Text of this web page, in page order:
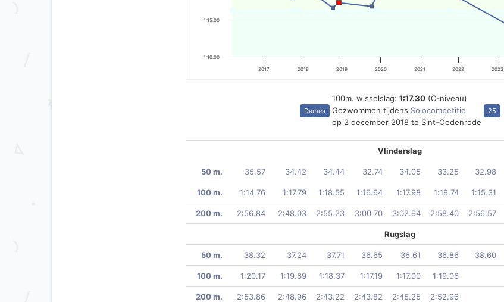
2017 2018 2019 2020 2021 2022 2023
1:10.00
1:15.00
Dames
100m. wisselslag: 1:17.30 (C-niveau)
Gezwommen tijdens Solocompetitie
op 2 december 2018 te Sint-Oedenrode
25
Vlinderslag
50 m. 35.57 34.42 34.44 32.74 34.05 33.25 32.98
100 m. 1:14.76 1:17.79 1:18.55 1:16.64 1:17.98 1:18.74 1:15.31
200 m. 2:56.84 2:48.03 2:55.23 3:00.70 3:02.94 2:58.40 2:56.57
Rugslag
50 m. 38.32 37.24 37.71 36.65 36.61 36.86 38.60
100 m. 1:20.17 1:19.69 1:18.37 1:17.19 1:17.00 1:19.06
200 m. 2:53.86 2:48.96 2:43.22 2:43.82 2:45.25 2:52.96